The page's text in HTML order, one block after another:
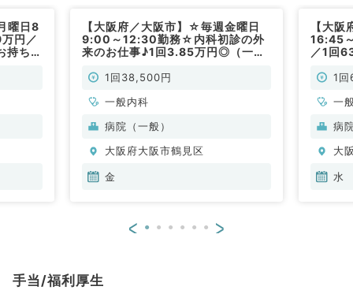
曜日8
円／
持ちの
【大阪府／大阪市】☆毎週金曜日
9:00～12:30勤務☆内科初診の外
来のお仕事♪1回3.85万円◎（一般
1回38,500円
一般内科
病院（一般）
大阪府大阪市鶴見区
金
【大
16:45
／1回
です
1
一
病
大
水
< >
手当/福利厚生